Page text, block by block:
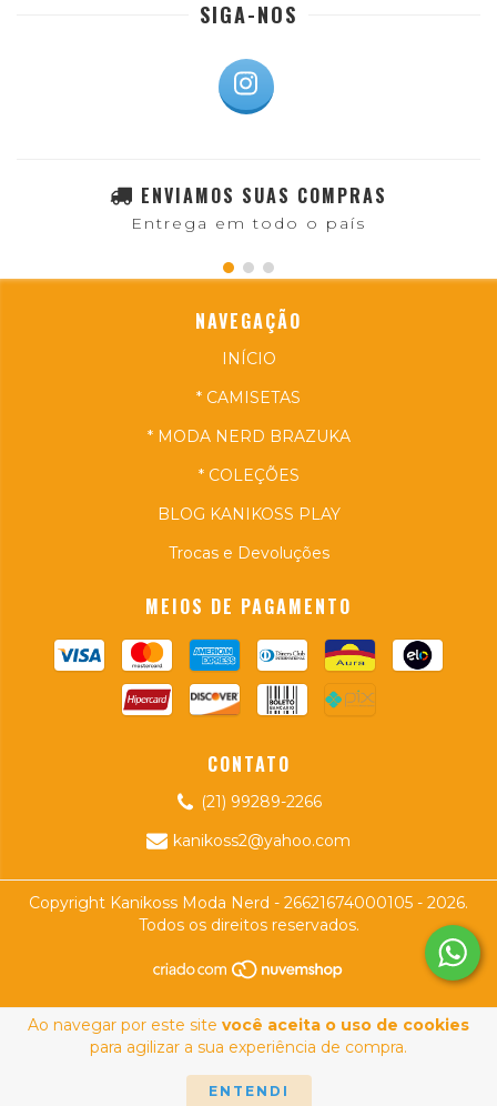
Ao navegar por este site você aceita o uso de cookies
para agilizar a sua experiência de compra.
ENTENDI
SIGA-NOS
ENVIAMOS SUAS COMPRAS
Entrega em todo o país
NAVEGAÇÃO
INÍCIO
* CAMISETAS
* MODA NERD BRAZUKA
* COLEÇÕES
BLOG KANIKOSS PLAY
Trocas e Devoluções
MEIOS DE PAGAMENTO
CONTATO
(21) 99289-2266
kanikoss2@yahoo.com
Copyright Kanikoss Moda Nerd - 26621674000105 - 2026.
Todos os direitos reservados.